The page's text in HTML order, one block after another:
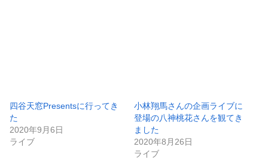
四谷天窓Presentsに行ってき
た
2020年9月6日
ライブ
小林翔馬さんの企画ライブに
登場の八神桃花さんを観てき
ました
2020年8月26日
ライブ